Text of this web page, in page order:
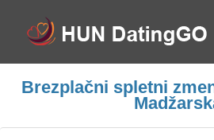
Brezplačni spletni